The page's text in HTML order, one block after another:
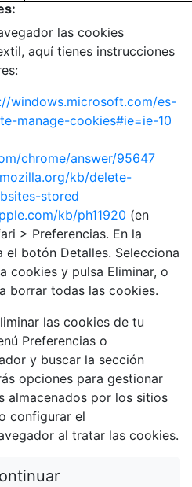
las cookies
aquí tienes instrucciones
windows.microsoft.com/es-
manage-cookies#ie=ie-10
chrome/answer/95647
kb/delete-
stored
kb/ph11920 (en
> Preferencias. En la
el botón Detalles. Selecciona
cookies y pulsa Eliminar, o
borrar todas las cookies.
las cookies de tu
Preferencias o
y buscar la sección
opciones para gestionar
almacenados por los sitios
configurar el
al tratar las cookies.